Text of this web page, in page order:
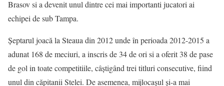
Brasov si a devenit unul dintre cei mai importanti jucatori ai
echipei de sub Tampa.
Șeptarul joacă la Steaua din 2012 unde în perioada 2012-2015 a
adunat 168 de meciuri, a inscris de 34 de ori si a oferit 38 de pase
de gol in toate competitiile, câştigând trei titluri consecutive, fiind
unul din căpitanii Stelei. De asemenea, mijlocaşul şi-a mai